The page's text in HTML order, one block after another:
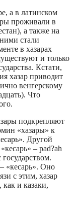
а в латинском
проживали в
а также на
стали
в хазарах
и только
Кстати,
хазар приводит
венгерскому
Что
подкрепляют
«хазары» к
Другой
– pad?ah
«кесарь». Оно
с этим, хазар
как и казаки,